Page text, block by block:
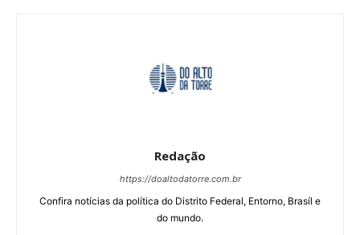
Redação
https://doaltodatorre.com.br
Confira notícias da política do Distrito Federal, Entorno, Brasíl e
do mundo.